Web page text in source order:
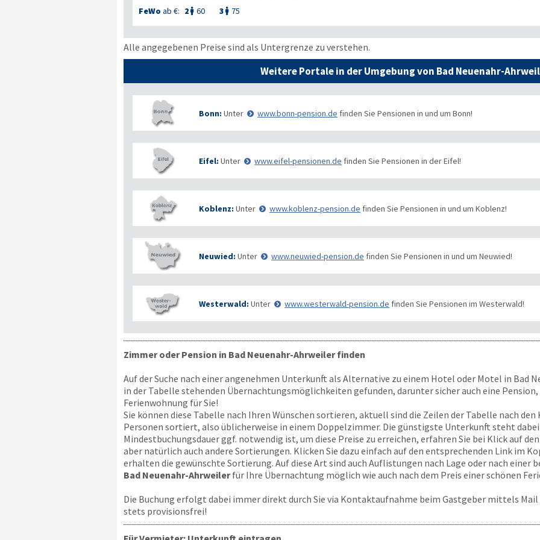
FeWo ab €: 2  60 3  75
Alle angegebenen Preise sind als Untergrenze zu verstehen.
Weitere Portale in der Umgebung von Bad Neuenahr-
Bonn: Unter www.bonn-pension.de finden Sie Pensionen in und um Bonn!
Eifel: Unter www.eifel-pensionen.de finden Sie Pensionen in der Eifel!
Koblenz: Unter www.koblenz-pension.de finden Sie Pensionen in und um Koblenz!
Neuwied: Unter www.neuwied-pension.de finden Sie Pensionen in und um Neuwied!
Westerwald: Unter www.westerwald-pension.de finden Sie Pensionen im Westerwald!
Zimmer oder Pension in Bad Neuenahr-Ahrweiler finden
Auf der Suche nach einer angenehmen Unterkunft als Alternative zu einem Hotel oder Motel in Bad
in der Tabelle stehenden Übernachtungsmöglichkeiten gefunden, darunter sicher auch eine
Ferienwohnung für Sie!
Sie können diese Tabelle nach Ihren Wünschen sortieren, aktuell sind die Zeilen der Tabelle nach
Personen sortiert, also üblicherweise in einem Doppelzimmer. Die günstigste Unterkunft steht dabei
Mindestbuchungsdauer ggf. notwendig ist, um diese Preise zu erreichen, erfahren Sie bei Klick auf
aber natürlich auch andere Sortierungen. Klicken Sie dazu einfach auf den entsprechenden Link im
erhalten die gewünschte Sortierung. Auf diese Art sind auch Auflistungen nach Lage oder nach einer
Bad Neuenahr-Ahrweilerfür Ihre Übernachtung möglich wie auch nach dem Preis einer schönen
Die Buchung erfolgt dabei immer direkt durch Sie via Kontaktaufnahme beim Gastgeber mittels
stets provisionsfrei!